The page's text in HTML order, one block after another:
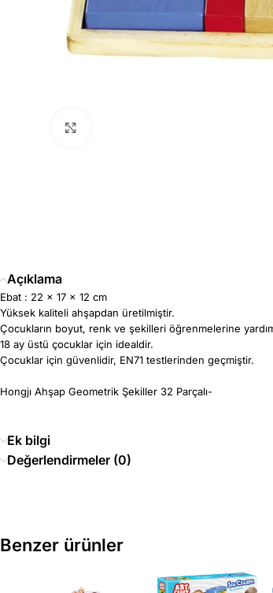
Açıklama
Ebat : 22 x 17 x 12 cm
Yüksek kaliteli ahşapdan üretilmiştir.
Çocukların boyut, renk ve şekilleri öğrenmelerine
18 ay üstü çocuklar için idealdir.
Çocuklar için güvenlidir, EN71 testlerinden geçmiştir.
Hongjı Ahşap Geometrik Şekiller 32 Parçalı-
Ek bilgi
Değerlendirmeler (0)
Benzer ürünler